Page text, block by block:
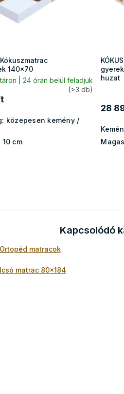
Kókuszmatrac
140x70
| 24 órán belül feladjuk
(>3 db)
közepesen kemény /
10 cm
huzat
28
Kapcsolódó
Ortopéd matracok
matrac 80x184